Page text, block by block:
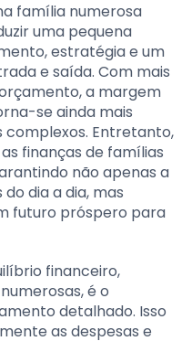
família numerosa
uma pequena
estratégia e um
e saída. Com mais
a margem
se ainda mais
complexos. Entretanto,
finanças de famílias
não apenas a
dia a dia, mas
futuro próspero para
financeiro,
é o
detalhado. Isso
as despesas e